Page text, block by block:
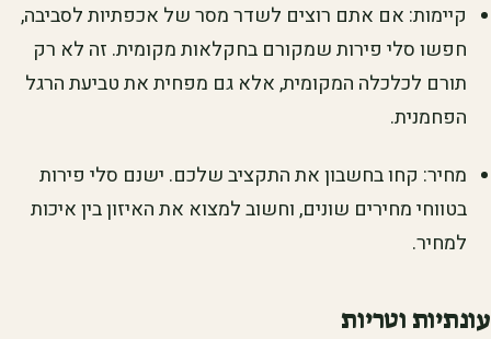
קיימות: אם אתם רוצים לשדר מסר של אכפתיות לסביבה,
חפשו סלי פירות שמקורם בחקלאות מקומית. זה לא רק
תורם לכלכלה המקומית, אלא גם מפחית את טביעת הרגל
הפחמנית.
מחיר: קחו בחשבון את התקציב שלכם. ישנם סלי פירות
בטווחי מחירים שונים, וחשוב למצוא את האיזון בין איכות
למחיר.
עונתיות וטריות